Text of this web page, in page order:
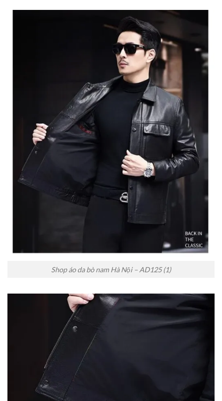
Shop áo da bò nam Hà Nội – AD125 (1)